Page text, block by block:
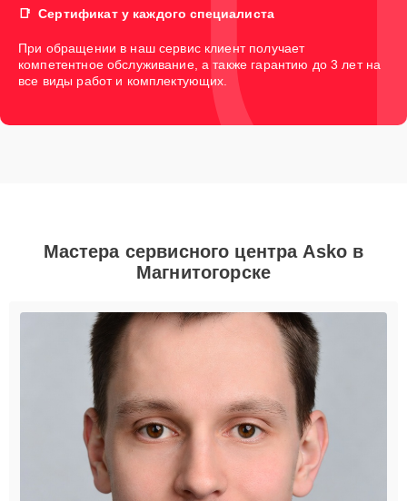
Сертификат у каждого специалиста
При обращении в наш сервис клиент получает
компетентное обслуживание, а также гарантию до 3 лет на
все виды работ и комплектующих.
Мастера сервисного центра Asko в
Магнитогорске